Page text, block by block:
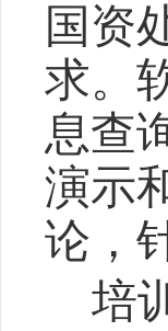
国资
求。
息查
演示
论，
培